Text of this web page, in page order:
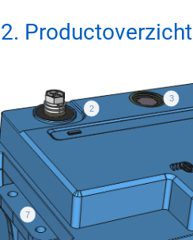
. Productoverzicht